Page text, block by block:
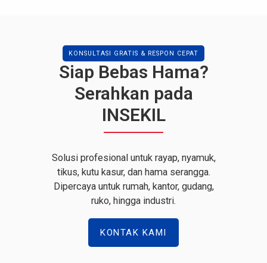
KONSULTASI GRATIS & RESPON CEPAT
Siap Bebas Hama?
Serahkan pada
INSEKIL
Solusi profesional untuk rayap, nyamuk,
tikus, kutu kasur, dan hama serangga.
Dipercaya untuk rumah, kantor, gudang,
ruko, hingga industri.
KONTAK KAMI